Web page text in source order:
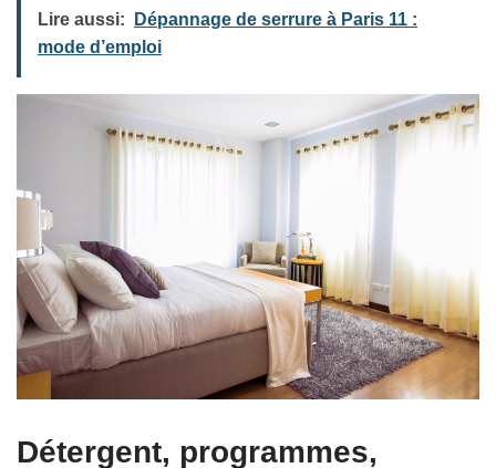
Lire aussi:
Dépannage de serrure à Paris 11 :
mode d’emploi
Détergent, programmes,